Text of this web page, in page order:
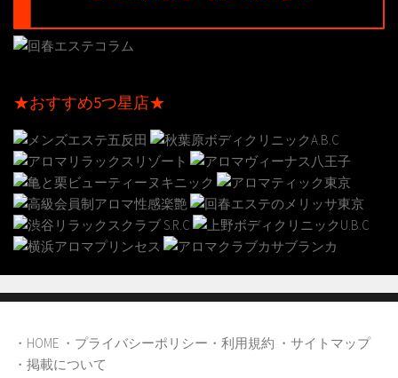
★おすすめ5つ星店★
・HOME ・プライバシーポリシー ・利用規約 ・サイトマップ
・掲載について